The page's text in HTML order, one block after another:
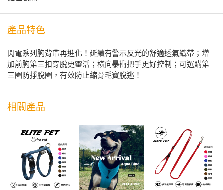
產品特色
閃電系列胸背帶再進化！延續有警示反光的舒適透氣織帶；增
加前胸第三扣穿脫更靈活；橫向暴衝把手更好控制；可選購第
三圈防掙脫圈，有效防止縮骨毛寶脫逃！
相關產品